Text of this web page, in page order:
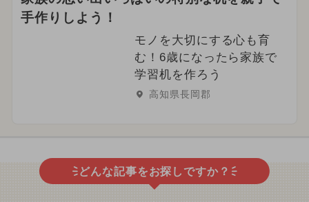
手作りしよう！
モノを大切にする心も育
む！6歳になったら家族で
学習机を作ろう
高知県長岡郡
どんな記事をお探しですか？